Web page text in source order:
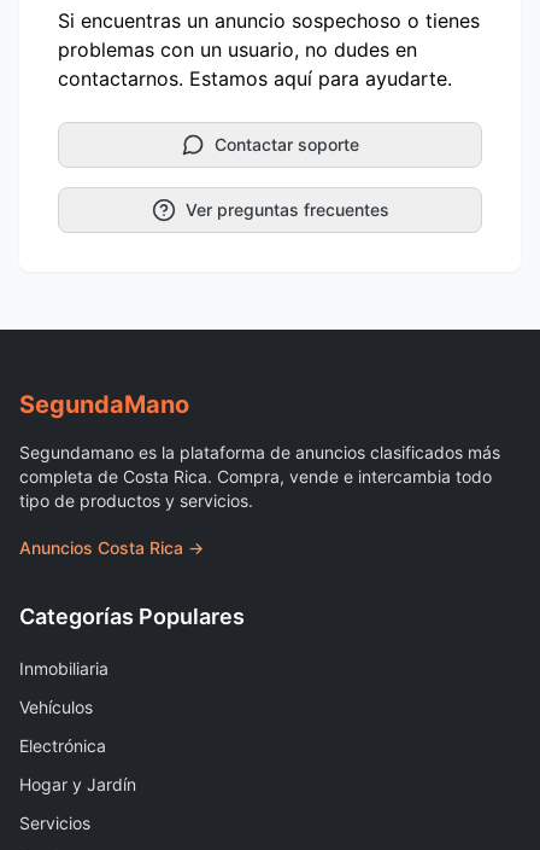
Si encuentras un anuncio sospechoso o tienes
problemas con un usuario, no dudes en
contactarnos. Estamos aquí para ayudarte.
Contactar soporte
Ver preguntas frecuentes
SegundaMano
Segundamano es la plataforma de anuncios clasificados más
completa de Costa Rica. Compra, vende e intercambia todo
tipo de productos y servicios.
Anuncios Costa Rica →
Categorías Populares
Inmobiliaria
Vehículos
Electrónica
Hogar y Jardín
Servicios